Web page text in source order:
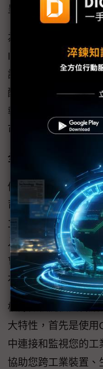
呈現。
為協助企業掌握應用
IoT平台支援各種內
設計人員打造的
配運作，以便能夠進
執行效能，並執行韌
可能的潛在威脅。
全力搶攻物聯網
儘管微軟Azure平台
司卻沒有忽略物聯
立物聯網研究中心
入IoT Suite，為企
會，進而達到做出決
本、創造新收入來源
根據微軟提供資料顯
大特性，首先是使用
中連接和監視您的
協助您跨工業裝置、